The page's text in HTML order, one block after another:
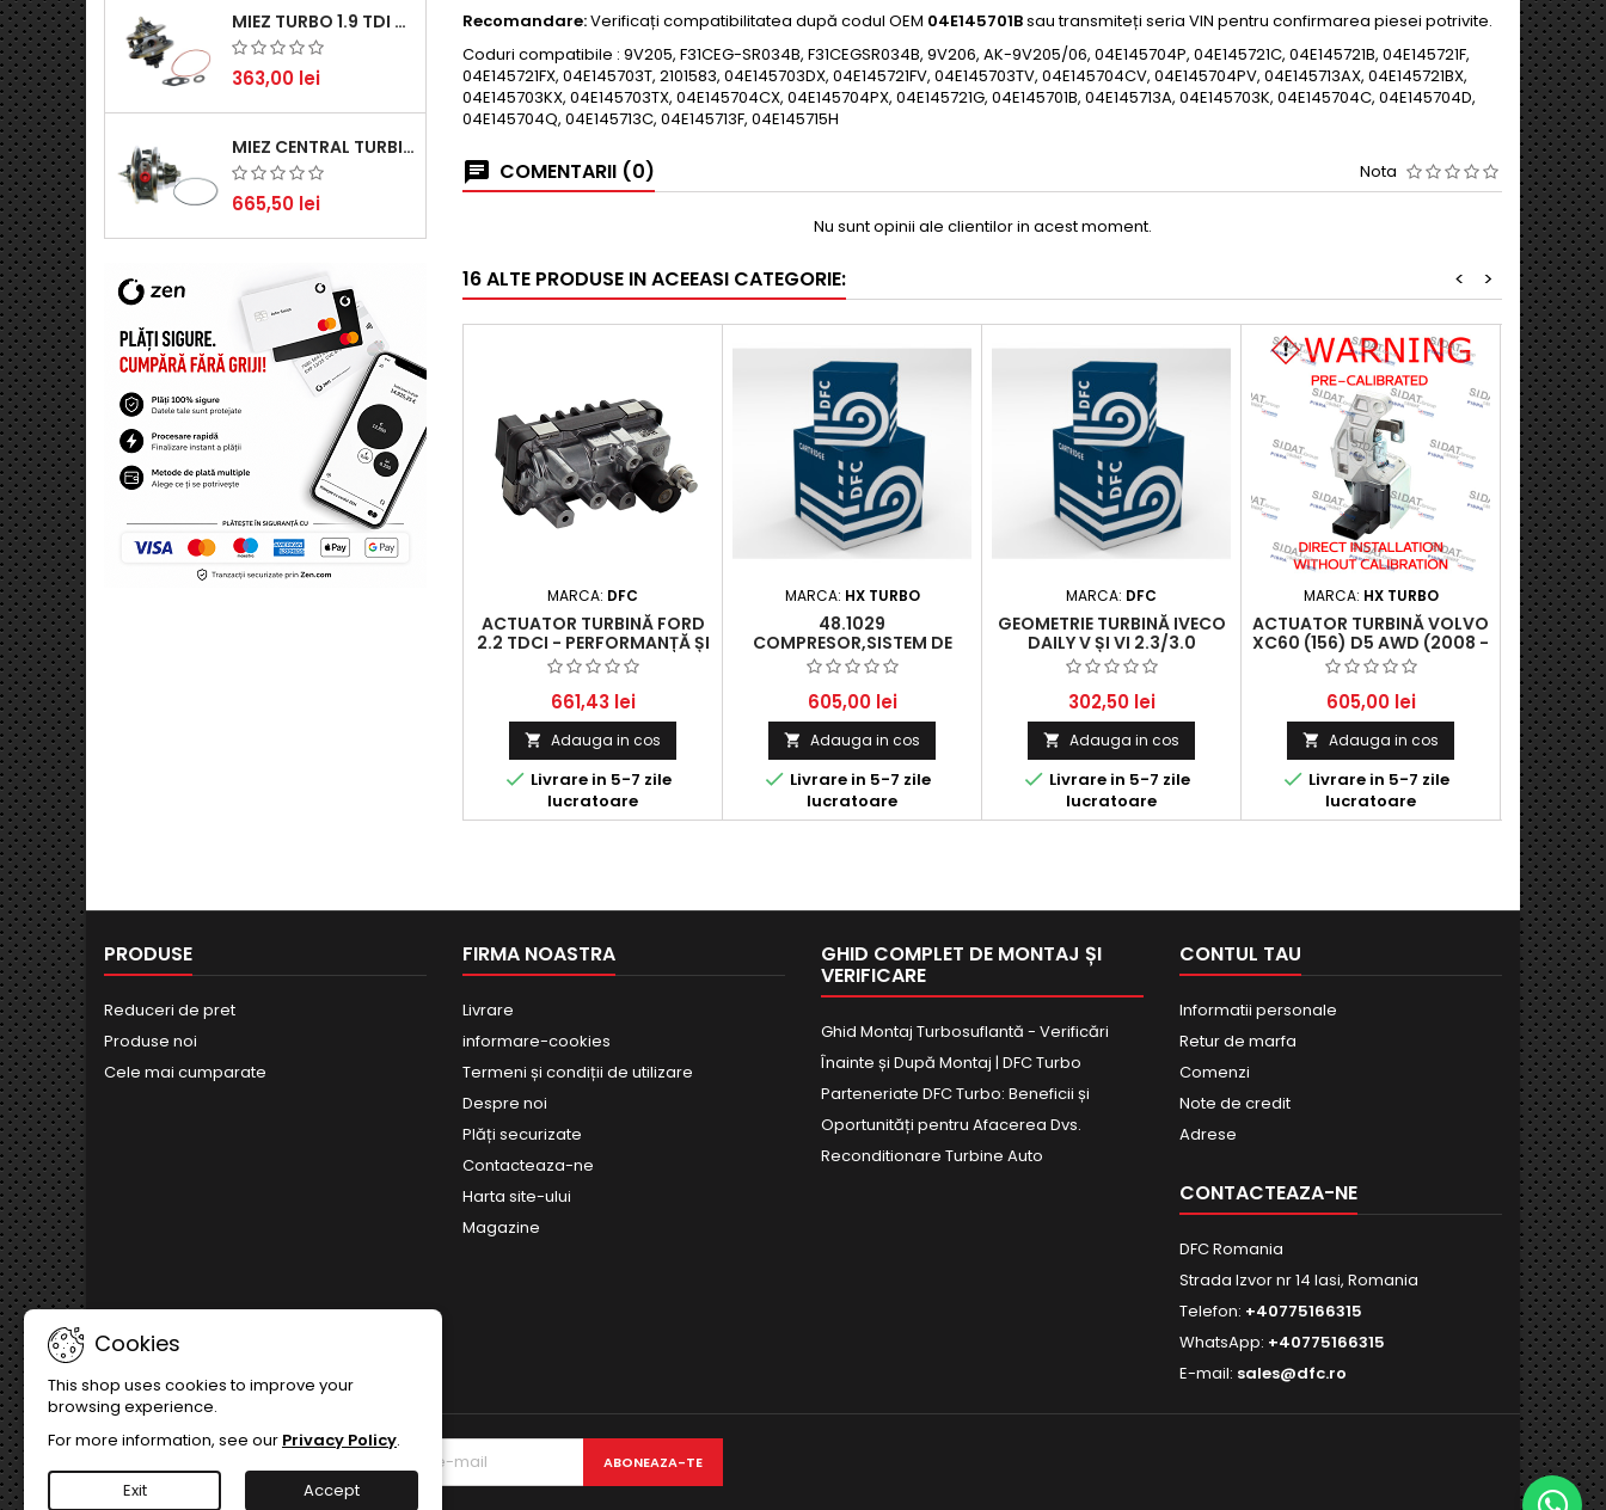
MIEZ TURBO 1.9 TDI - PERFORMANȚĂ FIABILĂ PENTRU AUDI, SEAT, SKODA ȘI VW
363,00 lei
MIEZ CENTRAL TURBINĂ SUZUKI GRAND ESCUDO II 1.9 DDIS TRACȚIUNE INTEGRALĂ - MOTORIZARE 1.9L, 95 KW (129 CP)
665,50 lei
Recomandare:Verificați compatibilitatea după codul OEM 04E145701Bsau transmiteți seria VIN pentru confirmarea piesei potrivite.
Coduri compatibile : 9V205, F31CEG-SR034B, F31CEGSR034B, 9V206, AK-9V205/06, 04E145704P, 04E145721C, 04E145721B, 04E145721F,
04E145721FX, 04E145703T, 2101583, 04E145703DX, 04E145721FV, 04E145703TV, 04E145704CV, 04E145704PV, 04E145713AX, 04E145721BX,
04E145703KX, 04E145703TX, 04E145704CX, 04E145704PX, 04E145721G, 04E145701B, 04E145713A, 04E145703K, 04E145704C, 04E145704D,
04E145704Q, 04E145713C, 04E145713F, 04E145715H
COMENTARII (0) Nota
Nu sunt opinii ale clientilor in acest moment.
16 ALTE PRODUSE IN ACEEASI CATEGORIE: >
<
MARCA: DFC
ACTUATOR TURBINĂ FORD
2.2 TDCI - PERFORMANȚĂ ȘI
FIABILITATE PENTRU
MOTORIZĂRILE TALE
661,43 lei
 Adauga in cos
 Livrare in 5-7 zile
lucratoare
MARCA: HX TURBO
48.1029
COMPRESOR,SISTEM DE
SUPRAALIMENTARE
605,00 lei
 Adauga in cos
 Livrare in 5-7 zile
lucratoare
MARCA: DFC
GEOMETRIE TURBINĂ IVECO
DAILY V ȘI VI 2.3/3.0
302,50 lei
 Adauga in cos
 Livrare in 5-7 zile
lucratoare
MARCA: HX TURBO
ACTUATOR TURBINĂ VOLVO
XC60 (156) D5 AWD (2008 -
2009) 2400 CCM, 136 KW,
185 HP
605,00 lei
 Adauga in cos
 Livrare in 5-7 zile
lucratoare
AUDI A8
275


PRODUSE
Reduceri de pret
Produse noi
Cele mai cumparate
FIRMA NOASTRA
Livrare
informare-cookies
Termeni și condiții de utilizare
Despre noi
Plăți securizate
Contacteaza-ne
Harta site-ului
Magazine
GHID COMPLET DE MONTAJ ȘI
VERIFICARE
Ghid Montaj Turbosuflantă - Verificări
Înainte și După Montaj | DFC Turbo
Parteneriate DFC Turbo: Beneficii și
Oportunități pentru Afacerea Dvs.
Reconditionare Turbine Auto
CONTUL TAU
Informatii personale
Retur de marfa
Comenzi
Note de credit
Adrese
CONTACTEAZA-NE
DFC Romania
Strada Izvor nr 14 Iasi, Romania
Telefon: +40775166315
WhatsApp: +40775166315
E-mail: sales@dfc.ro
Cookies
This shop uses cookies to improve your
browsing experience.
For more information, see our Privacy Policy.
Exit Accept